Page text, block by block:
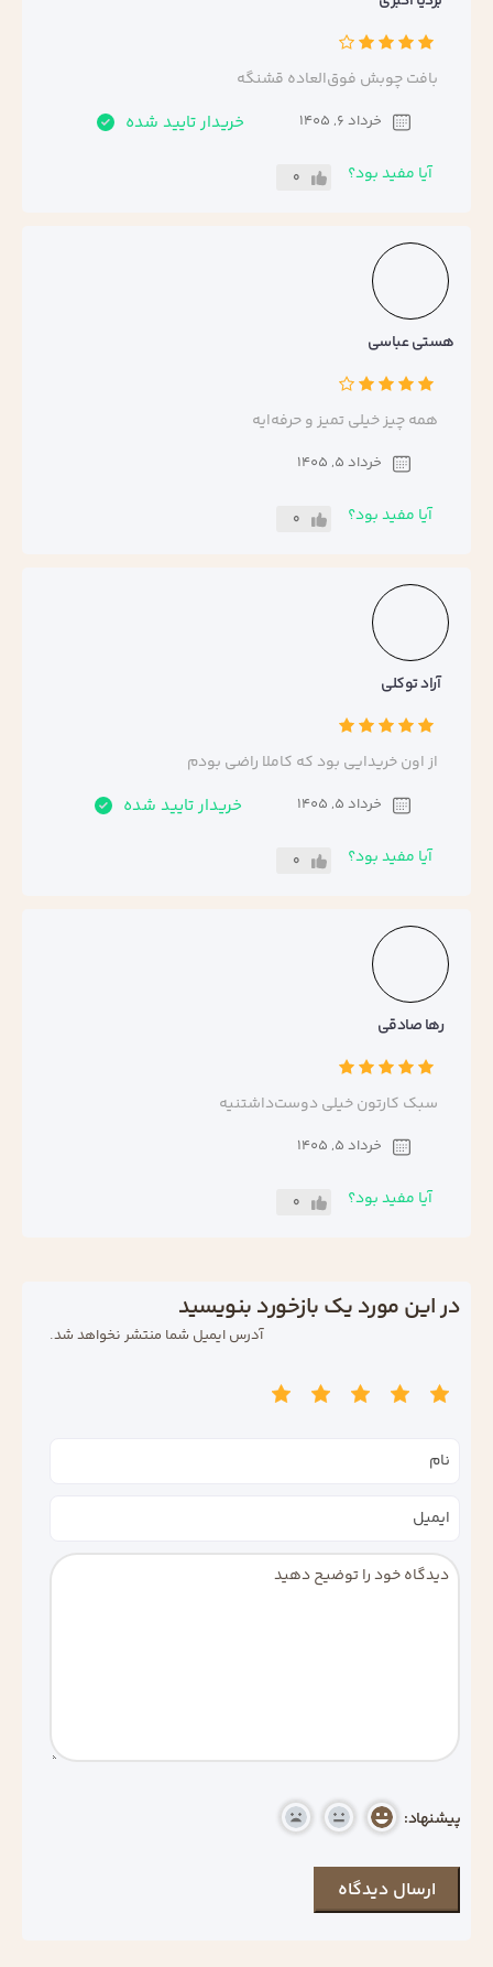
بافت چوبش فوق‌العاده قشنگه
خرداد 6, 1405 خریدار تایید شده
آیا مفید بود؟ 0
هستی عباسی
همه چیز خیلی تمیز و حرفه‌ایه
خرداد 5, 1405
آیا مفید بود؟ 0
آراد توکلی
از اون خریدایی بود که کاملا راضی بودم
خرداد 5, 1405 خریدار تایید شده
آیا مفید بود؟ 0
رها صادقی
سبک کارتون خیلی دوست‌داشتنیه
خرداد 5, 1405
آیا مفید بود؟ 0
در این مورد یک بازخورد بنویسید
آدرس ایمیل شما منتشر نخواهد شد.
پیشنهاد: